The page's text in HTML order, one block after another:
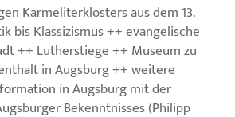
Karmeliterklosters aus dem 13.
bis Klassizismus ++ evangelische
++ Lutherstiege ++ Museum zu
in Augsburg ++ weitere
in Augsburg mit der
Bekenntnisses (Philipp